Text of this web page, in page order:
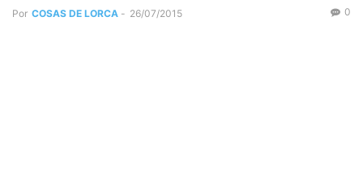
Por COSAS DE LORCA - 26/07/2015 0